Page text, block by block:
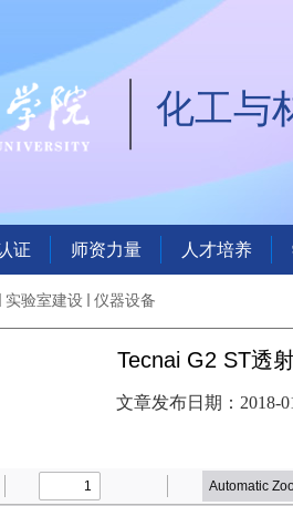
化工与
证 师资力量 人才培养
实验室建设 仪器设备
Tecnai G2 ST透
文章发布日期：2018-